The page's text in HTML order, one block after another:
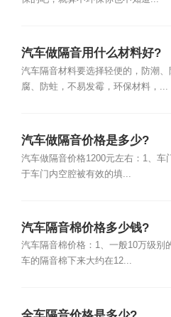
汽车做隔音用什么材料好?
汽车隔音材料要选择轻便的，防潮、
腐、防蛀，不易发霉，环保材料，...
汽车做隔音价格是多少?
汽车做隔音价格1200元左右：1、车
于车门内空腔被有效的填...
汽车隔音棉价格多少钱?
汽车隔音棉价格：1、一般10万级别
车的隔音棉下来大约在12...